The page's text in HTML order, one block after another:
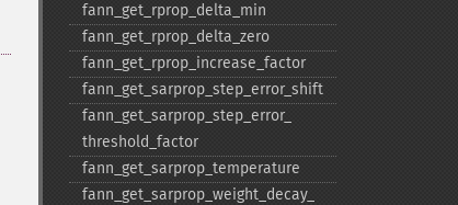
fann_​get_​rprop_​delta_​min
fann_​get_​rprop_​delta_​zero
fann_​get_​rprop_​increase_​factor
fann_​get_​sarprop_​step_​error_​shift
fann_​get_​sarprop_​step_​error_​
threshold_​factor
fann_​get_​sarprop_​temperature
fann_​get_​sarprop_​weight_​decay_​